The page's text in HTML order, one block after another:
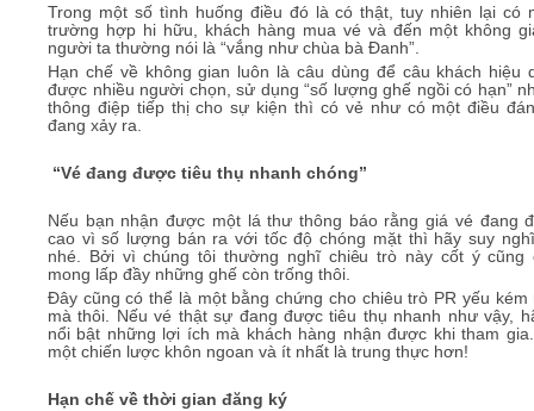
Trong một số tình huống điều đó là có thật, tuy nhiên lại có
trường hợp hi hữu, khách hàng mua vé và đến một không
người ta thường nói là “vắng như chùa bà Đanh”.
Hạn chế về không gian luôn là câu dùng để câu khách hiệu
được nhiều người chọn, sử dụng “số lượng ghế ngồi có hạn”
thông điệp tiếp thị cho sự kiện thì có vẻ như có một điều
đang xảy ra.
“Vé đang được tiêu thụ nhanh chóng”
Nếu bạn nhận được một lá thư thông báo rằng giá vé đang
cao vì số lượng bán ra với tốc độ chóng mặt thì hãy suy
nhé. Bởi vì chúng tôi thường nghĩ chiêu trò này cốt ý cũng
mong lấp đầy những ghế còn trống thôi.
Đây cũng có thể là một bằng chứng cho chiêu trò PR yếu kém
mà thôi. Nếu vé thật sự đang được tiêu thụ nhanh như vậy,
nổi bật những lợi ích mà khách hàng nhận được khi tham
một chiến lược khôn ngoan và ít nhất là trung thực hơn!
Hạn chế về thời gian đăng ký